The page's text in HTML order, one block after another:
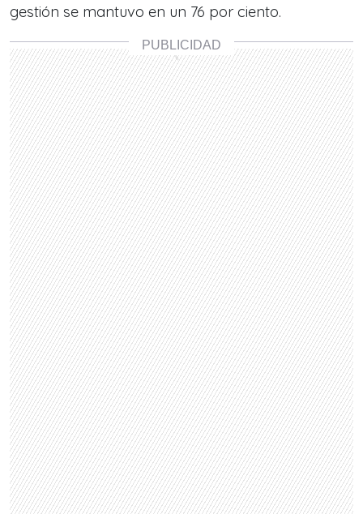
gestión se mantuvo en un 76 por ciento.